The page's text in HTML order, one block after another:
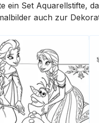
ein Set Aquarellstifte, da
auch zur